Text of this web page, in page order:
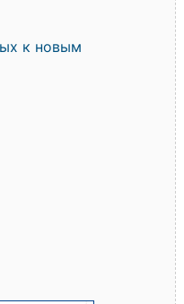
к новым